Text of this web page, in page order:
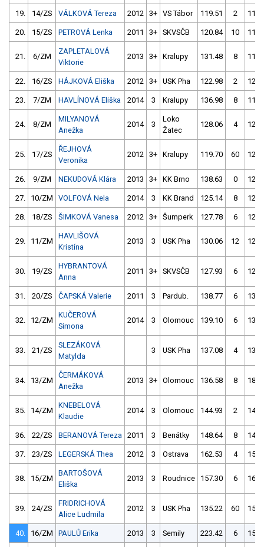
19. 14/ZS VÁLKOVÁ Tereza 2012 3+ VS Tábor 119.51 2
20. 15/ZS PETROVÁ Lenka 2011 3+ SKVSČB 120.84 10
21. 6/ZM
ZAPLETALOVÁ
Viktorie
2013 3+ Kralupy 131.48 8
22. 16/ZS HÁJKOVÁ Eliška 2012 3+ USK Pha 122.98 2
23. 7/ZM HAVLÍNOVÁ Eliška 2014 3 Kralupy 136.98 8
24. 8/ZM
MILYANOVÁ
Anežka
2014 3
Loko
Žatec
128.06 4
25. 17/ZS
ŘEJHOVÁ
Veronika
2012 3+ Kralupy 119.70 60
26. 9/ZM NEKUDOVÁ Klára 2013 3+ KK Brno 138.63 0
27. 10/ZM VOLFOVÁ Nela 2014 3 KK Brand 125.14 8
28. 18/ZS ŠIMKOVÁ Vanesa 2012 3+ Šumperk 127.78 6
29. 11/ZM
HAVLIŠOVÁ
Kristína
2013 3 USK Pha 130.06 12
30. 19/ZS
HYBRANTOVÁ
Anna
2011 3+ SKVSČB 127.93 6
31. 20/ZS ČAPSKÁ Valerie 2011 3 Pardub. 138.77 6
32. 12/ZM
KUČEROVÁ
Simona
2014 3 Olomouc 139.10 6
33. 21/ZS
SLEZÁKOVÁ
Matylda
3 USK Pha 137.08 4
34. 13/ZM
ČERMÁKOVÁ
Anežka
2013 3+ Olomouc 136.58 8
35. 14/ZM
KNEBELOVÁ
Klaudie
2014 3 Olomouc 144.93 2
36. 22/ZS BERANOVÁ Tereza 2011 3 Benátky 148.64 8
37. 23/ZS LEGERSKÁ Thea 2012 3 Ostrava 162.53 4
38. 15/ZM
BARTOŠOVÁ
Eliška
2013 3 Roudnice 157.30 6
39. 24/ZS
FRIDRICHOVÁ
Alice Ludmila
2012 3 USK Pha 135.22 60
40. 16/ZM PAULŮ Erika 2013 3 Semily 223.42 6